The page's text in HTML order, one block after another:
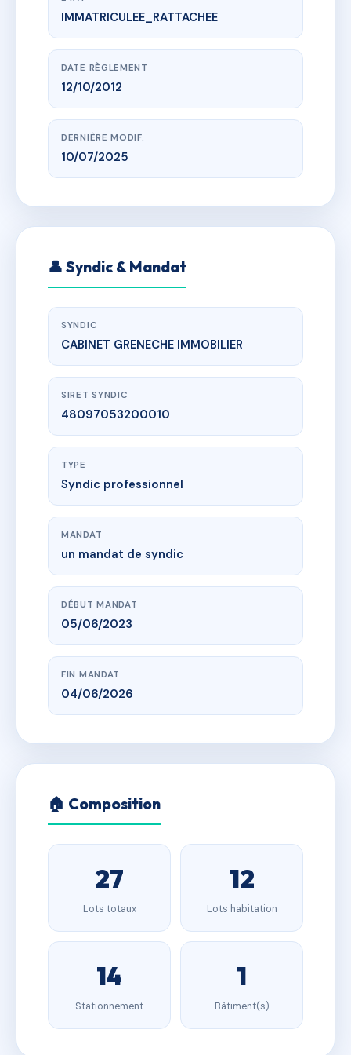
www.vme.plus/AC6806608
Villa Thony
74500 Evian-les-Bains
IMMATRICULEE_RATTACHEE
DATE RÈGLEMENT
12/10/2012
DERNIÈRE MODIF.
10/07/2025
👤 Syndic & Mandat
SYNDIC
CABINET GRENECHE IMMOBILIER
SIRET SYNDIC
48097053200010
TYPE
Syndic professionnel
MANDAT
un mandat de syndic
DÉBUT MANDAT
05/06/2023
FIN MANDAT
04/06/2026
🏠 Composition
27
Lots totaux
12
Lots habitation
14
Stationnement
1
Bâtiment(s)